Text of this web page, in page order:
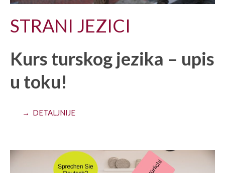
STRANI JEZICI
Kurs turskog jezika – upis
u toku!
→ DETALJNIJE